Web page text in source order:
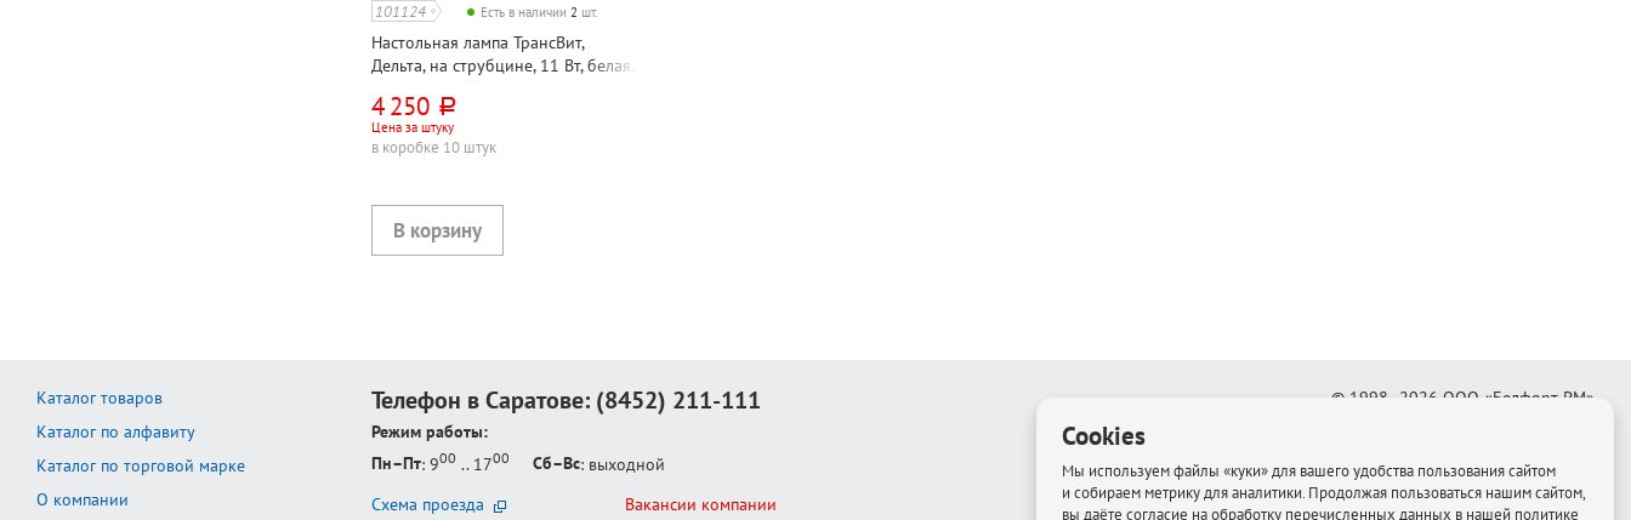
101124 Есть в наличии2 шт.
Настольная лампа ТрансВит,
Дельта, на струбцине, 11 Вт, белая,
комплекте
4 250 руб.
Цена за штуку
в коробке 10 штук
Каталог товаров
Каталог по алфавиту
Каталог по торговой марке
О компании
Телефон в Саратове: (8452) 211-111
Режим работы:
Пн–Пт: 900 .. 1700 Сб–Вс: выходной
Схема проезда
Вакансии компании
© 1998–2026 ООО «Белфорт-РМ»
Cookies
Мы используем файлы «куки» для вашего удобства пользования сайтом
и собираем метрику для аналитики. Продолжая пользоваться нашим сайтом,
вы даёте согласие на обработку перечисленных данных в нашей политике